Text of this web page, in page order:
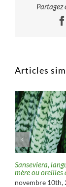
Partagez
Articles
Sanseviera,
mère ou oreilles
novembre 10th,